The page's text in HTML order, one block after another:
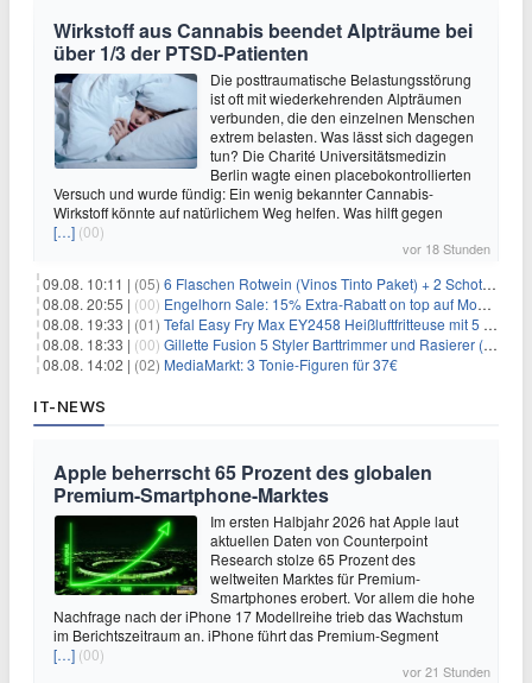
Wirkstoff aus Cannabis beendet Alpträume bei
über 1/3 der PTSD-Patienten
Die posttraumatische Belastungsstörung
ist oft mit wiederkehrenden Alpträumen
verbunden, die den einzelnen Menschen
extrem belasten. Was lässt sich dagegen
tun? Die Charité Universitätsmedizin
Berlin wagte einen placebokontrollierten
Versuch und wurde fündig: Ein wenig bekannter Cannabis-
Wirkstoff könnte auf natürlichem Weg helfen. Was hilft gegen
[…] (00)
vor 18 Stunden
09.08. 10:11 | (05) 6 Flaschen Rotwein (Vinos Tinto Paket) + 2 Schott Zwiesel Gläser für 25,99€ inkl. Versand
08.08. 20:55 | (00) Engelhorn Sale: 15% Extra-Rabatt on top auf Mode- und Sport-Artikel
08.08. 19:33 | (01) Tefal Easy Fry Max EY2458 Heißluftfritteuse mit 5 Litern für 64,99€
08.08. 18:33 | (00) Gillette Fusion 5 Styler Barttrimmer und Rasierer (All in One) für 16€
08.08. 14:02 | (02) MediaMarkt: 3 Tonie-Figuren für 37€
IT-NEWS
Apple beherrscht 65 Prozent des globalen
Premium-Smartphone-Marktes
Im ersten Halbjahr 2026 hat Apple laut
aktuellen Daten von Counterpoint
Research stolze 65 Prozent des
weltweiten Marktes für Premium-
Smartphones erobert. Vor allem die hohe
Nachfrage nach der iPhone 17 Modellreihe trieb das Wachstum
im Berichtszeitraum an. iPhone führt das Premium-Segment
[…] (00)
vor 21 Stunden